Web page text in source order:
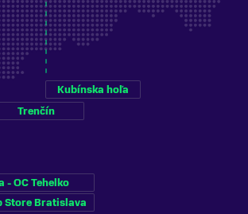
- OC Tehelko
Store Bratislava
Trenčín
Kubínska hoľa